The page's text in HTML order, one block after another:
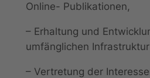
Online- Publikationen,
– Erhaltung und
umfänglichen Infrastruktur
– Vertretung der